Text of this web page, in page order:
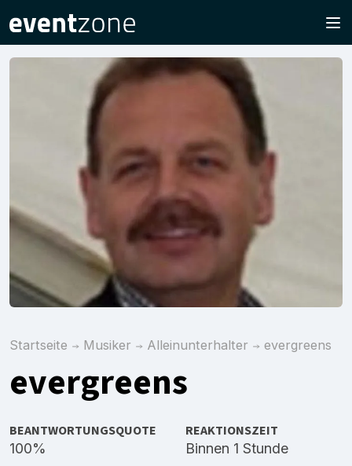
Startseite Musiker Alleinunterhalter evergreens
evergreens
BEANTWORTUNGSQUOTE
100%
REAKTIONSZEIT
Binnen 1 Stunde